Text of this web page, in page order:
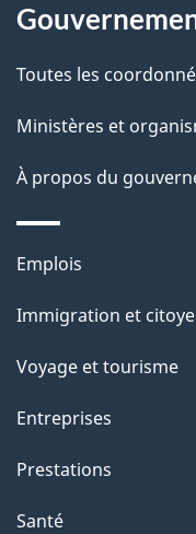
i
l
s
d
e
l
a
p
a
g
e
propos
de
ce
site
Toutes les
Ministères et
À propos du
Thèmes
sujets
Emplois
Immigration et
Voyage et tourisme
Entreprises
Prestations
Santé